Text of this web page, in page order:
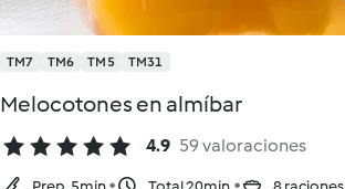
TM7 TM6 TM5 TM31
Melocotones en almíbar
4.9 59 valoraciones